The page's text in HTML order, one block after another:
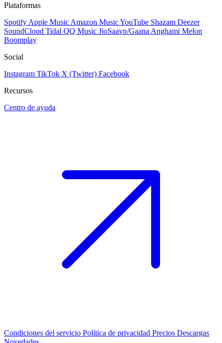
Plataformas
Spotify Apple Music Amazon MusicYouTube Shazam Deezer
SoundCloud Tidal QQ Music JioSaavn/Gaana Anghami Melon
Boomplay
Social
Instagram TikTok X (Twitter) Facebook
Recursos
Centro de ayuda
Condiciones del servicio Política de privacidad Precios Descargas